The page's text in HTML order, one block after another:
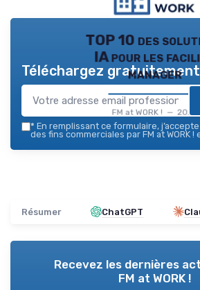
TOP 10 des
IA pour les
manager
FM at WORK ! — 2026
Téléchargez
* En remplissant ce formulaire,
des fins commerciales par FM at WORK
Résumer ChatGPT
Recevez les dernières
FM at WORK !